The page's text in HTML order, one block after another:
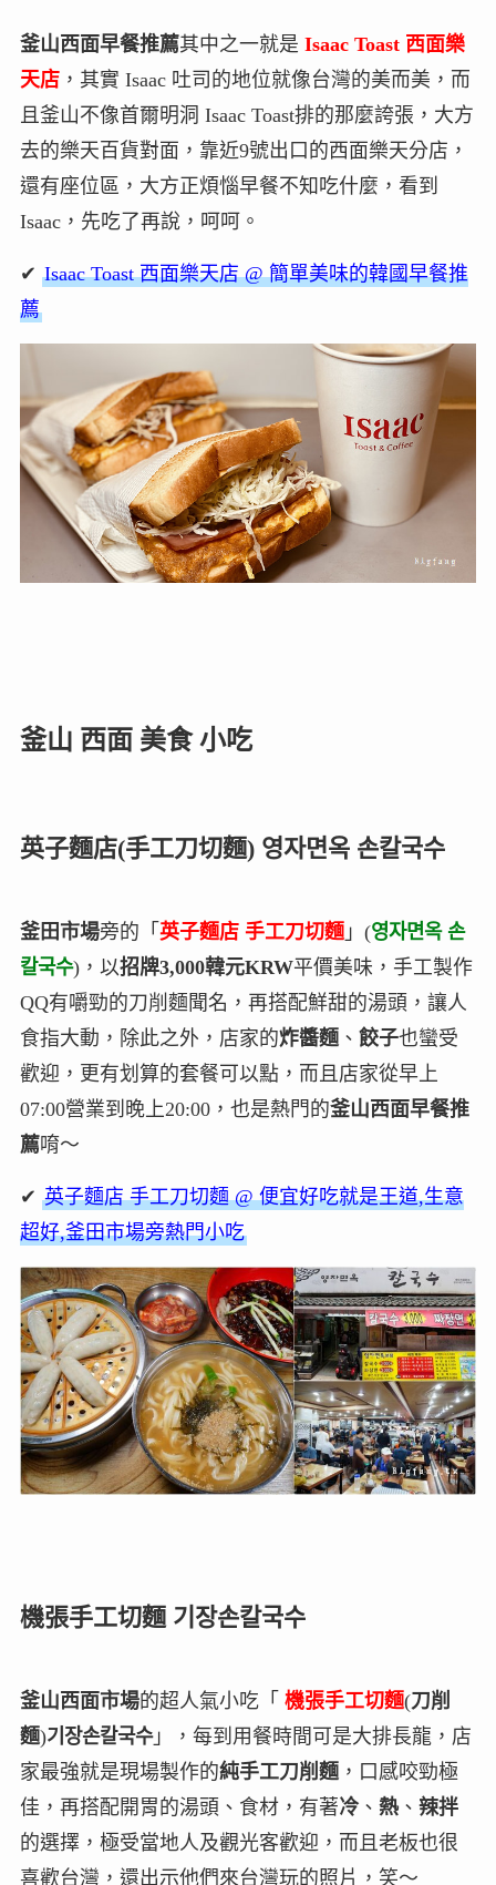
釜山西面早餐推薦其中之一就是 Isaac Toast 西面樂
天店，其實 Isaac 吐司的地位就像台灣的美而美，而
且釜山不像首爾明洞 Isaac Toast排的那麼誇張，大方
去的樂天百貨對面，靠近9號出口的西面樂天分店，
還有座位區，大方正煩惱早餐不知吃什麼，看到
Isaac，先吃了再說，呵呵。
✔ Isaac Toast 西面樂天店 @ 簡單美味的韓國早餐推
薦
釜山 西面 美食 小吃
英子麵店(手工刀切麵) 영자면옥 손칼국수
釜田市場旁的「 英子麵店 手工刀切麵」(영자면옥 손
칼국수)，以招牌3,000韓元KRW平價美味，手工製作
QQ有嚼勁的刀削麵聞名，再搭配鮮甜的湯頭，讓人
食指大動，除此之外，店家的炸醬麵、 餃子也蠻受
歡迎，更有划算的套餐可以點，而且店家從早上
07:00營業到晚上20:00，也是熱門的釜山西面早餐推
薦唷～
✔ 英子麵店 手工刀切麵 @ 便宜好吃就是王道,生意
超好,釜田市場旁熱門小吃
機張手工切麵 기장손칼국수
釜山西面市場的超人氣小吃「 機張手工切麵(刀削
麵)기장손칼국수」，每到用餐時間可是大排長龍，店
家最強就是現場製作的純手工刀削麵，口感咬勁極
佳，再搭配開胃的湯頭、食材，有著冷、 熱、 辣拌
的選擇，極受當地人及觀光客歡迎，而且老板也很
喜歡台灣，還出示他們來台灣玩的照片，笑～